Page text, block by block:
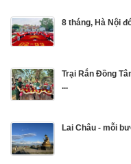
8 tháng, Hà Nội
Trại Rắn Đồng
...
Lai Châu - mỗi